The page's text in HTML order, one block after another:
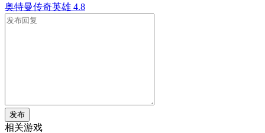
奥特曼传奇英雄 4.8
发布
相关游戏